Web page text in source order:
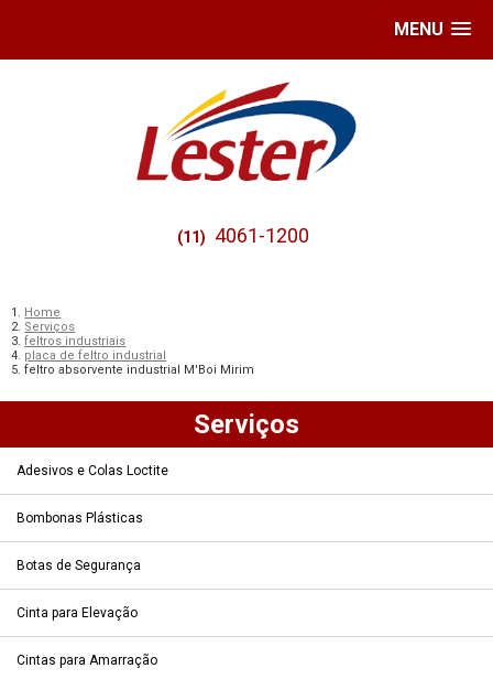
MENU
(11) 4061-1200
Home
Serviços
feltros industriais
placa de feltro industrial
feltro absorvente industrial M'Boi Mirim
Serviços
Adesivos e Colas Loctite
Bombonas Plásticas
Botas de Segurança
Cinta para Elevação
Cintas para Amarração